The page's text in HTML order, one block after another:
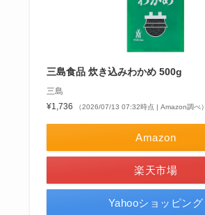
三島食品 炊き込みわかめ 500g
三島
¥1,736
（2026/07/13 07:32時点 | Amazon調べ）
Amazon
楽天市場
Yahooショッピング